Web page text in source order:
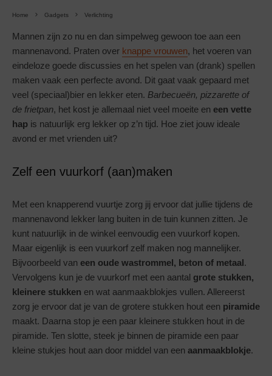
Home Gadgets Verlichting
Mannen zijn zo nu en dan simpelweg gewoon toe aan een
mannenavond. Praten over knappe vrouwen, het voeren van
eindeloze goede discussies en het spelen van (drank) spellen
maken vaak een perfecte avond. Dit gaat vaak gepaard met
veel (speciaal)bier en lekker eten. Barbecueën, pizzarette of
de frietpan, het kost je allemaal niet veel moeite en een vette
hap is natuurlijk erg lekker op z’n tijd. Hoe ziet jouw ideale
avond er met vrienden uit?
Zelf een vuurkorf (aan)maken
Met een knapperend vuurtje zorg jij ervoor dat jullie tijdens de
mannenavond lekker lang buiten in de tuin kunnen zitten. Je
kunt natuurlijk in de winkel eenvoudig een vuurkorf kopen.
Maar eigenlijk is een vuurkorf zelf maken nog mannelijker.
Bijvoorbeeld van een oude wastrommel, beton of metaal.
Vervolgens kun je de vuurkorf met een aantal grote stukken,
kleinere stukken en wat aanmaakblokjes vullen. Allereerst
zorg je ervoor dat je van de grotere stukken hout een piramide
maakt. Daarna stop je een paar kleinere stukken hout in de
piramide. Ten slotte, steek je binnen de piramide een paar
kleine stukjes hout aan door middel van een aanmaakblokje.